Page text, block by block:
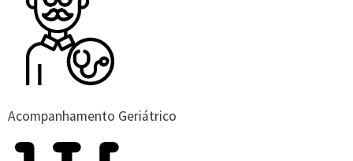
Acompanhamento Geriátrico